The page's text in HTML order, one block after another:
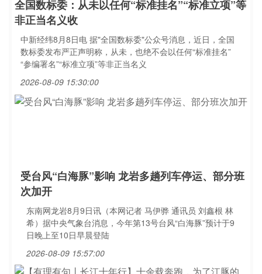
全国数标委：从未以任何“标准挂名”“标准立项”等
非正当名义收
中新经纬8月8日电 据"全国数标委"公众号消息，近日，全国
数标委发布严正声明称，从未，也绝不会以任何“标准挂名”
“参编署名”“标准立项”等非正当名义
2026-08-09 15:30:00
受台风“白海豚”影响 龙岩多趟列车停运、部分班
次加开
东南网龙岩8月9日讯（本网记者 马伊骅 通讯员 刘鑫根 林
希）据中央气象台消息，今年第13号台风“白海豚”预计于9
日晚上至10日早晨登陆
2026-08-09 15:57:00